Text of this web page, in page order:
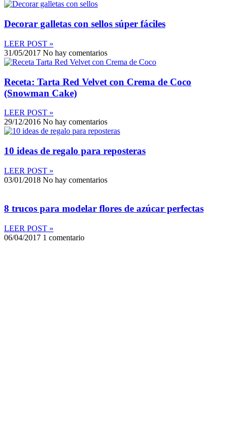
Decorar galletas con sellos súper fáciles
LEER POST »
31/05/2017 No hay comentarios
Receta: Tarta Red Velvet con Crema de Coco
(Snowman Cake)
LEER POST »
29/12/2016 No hay comentarios
10 ideas de regalo para reposteras
LEER POST »
03/01/2018 No hay comentarios
8 trucos para modelar flores de azúcar perfectas
LEER POST »
06/04/2017 1 comentario